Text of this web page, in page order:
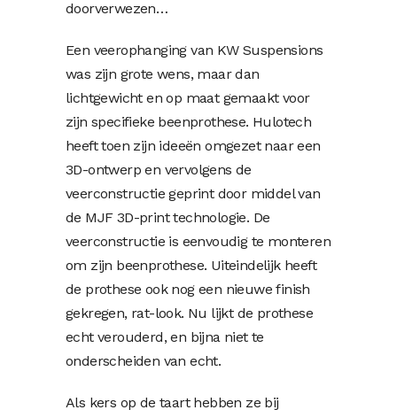
doorverwezen…
Een veerophanging van KW Suspensions
was zijn grote wens, maar dan
lichtgewicht en op maat gemaakt voor
zijn specifieke beenprothese. Hulotech
heeft toen zijn ideeën omgezet naar een
3D-ontwerp en vervolgens de
veerconstructie geprint door middel van
de MJF 3D-print technologie. De
veerconstructie is eenvoudig te monteren
om zijn beenprothese. Uiteindelijk heeft
de prothese ook nog een nieuwe finish
gekregen, rat-look. Nu lijkt de prothese
echt verouderd, en bijna niet te
onderscheiden van echt.
Als kers op de taart hebben ze bij